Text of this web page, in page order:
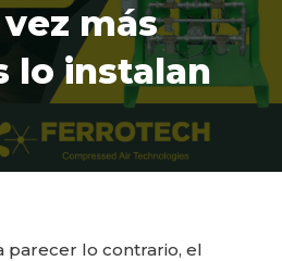
más
lo instalan
lo contrario, el